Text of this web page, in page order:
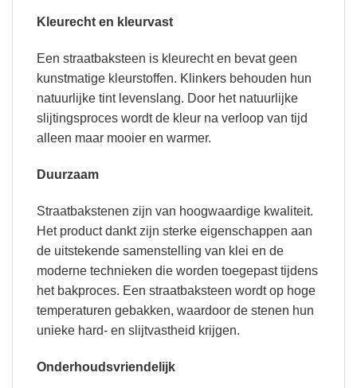
Kleurecht en kleurvast
Een straatbaksteen is kleurecht en bevat geen
kunstmatige kleurstoffen. Klinkers behouden hun
natuurlijke tint levenslang. Door het natuurlijke
slijtingsproces wordt de kleur na verloop van tijd
alleen maar mooier en warmer.
Duurzaam
Straatbakstenen zijn van hoogwaardige kwaliteit.
Het product dankt zijn sterke eigenschappen aan
de uitstekende samenstelling van klei en de
moderne technieken die worden toegepast tijdens
het bakproces. Een straatbaksteen wordt op hoge
temperaturen gebakken, waardoor de stenen hun
unieke hard- en slijtvastheid krijgen.
Onderhoudsvriendelijk